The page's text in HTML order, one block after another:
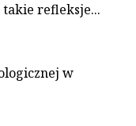
takie refleksje...
w